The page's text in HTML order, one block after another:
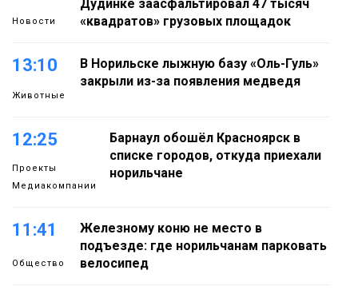
Новости
Дудинке заасфальтировал 47 тысяч
«квадратов» грузовых площадок
13:10
Животные
В Норильске лыжную базу «Оль-Гуль»
закрыли из-за появления медведя
12:25
Проекты
Медиакомпании
Барнаул обошёл Красноярск в
списке городов, откуда приехали
норильчане
11:41
Общество
Железному коню не место в
подъезде: где норильчанам парковать
велосипед